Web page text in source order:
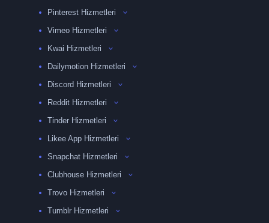
Pinterest Hizmetleri
Vimeo Hizmetleri
Kwai Hizmetleri
Dailymotion Hizmetleri
Discord Hizmetleri
Reddit Hizmetleri
Tinder Hizmetleri
Likee App Hizmetleri
Snapchat Hizmetleri
Clubhouse Hizmetleri
Trovo Hizmetleri
Tumblr Hizmetleri